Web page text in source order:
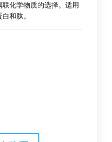
化学物质的选择。适用
和肽。